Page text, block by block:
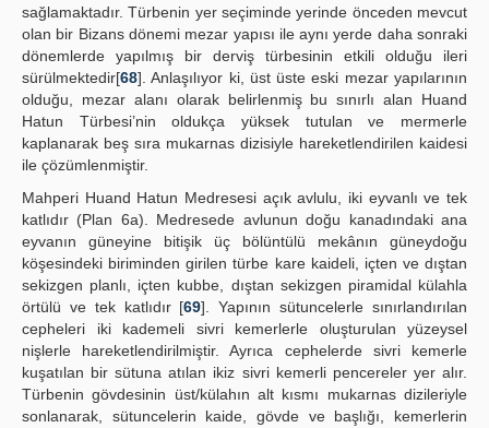
sağlamaktadır. Türbenin yer seçiminde yerinde önceden mevcut
olan bir Bizans dönemi mezar yapısı ile aynı yerde daha sonraki
dönemlerde yapılmış bir derviş türbesinin etkili olduğu ileri
sürülmektedir[68]. Anlaşılıyor ki, üst üste eski mezar yapılarının
olduğu, mezar alanı olarak belirlenmiş bu sınırlı alan Huand
Hatun Türbesi’nin oldukça yüksek tutulan ve mermerle
kaplanarak beş sıra mukarnas dizisiyle hareketlendirilen kaidesi
ile çözümlenmiştir.
Mahperi Huand Hatun Medresesi açık avlulu, iki eyvanlı ve tek
katlıdır (Plan 6a). Medresede avlunun doğu kanadındaki ana
eyvanın güneyine bitişik üç bölüntülü mekânın güneydoğu
köşesindeki biriminden girilen türbe kare kaideli, içten ve dıştan
sekizgen planlı, içten kubbe, dıştan sekizgen piramidal külahla
örtülü ve tek katlıdır [69]. Yapının sütuncelerle sınırlandırılan
cepheleri iki kademeli sivri kemerlerle oluşturulan yüzeysel
nişlerle hareketlendirilmiştir. Ayrıca cephelerde sivri kemerle
kuşatılan bir sütuna atılan ikiz sivri kemerli pencereler yer alır.
Türbenin gövdesinin üst/külahın alt kısmı mukarnas dizileriyle
sonlanarak, sütuncelerin kaide, gövde ve başlığı, kemerlerin